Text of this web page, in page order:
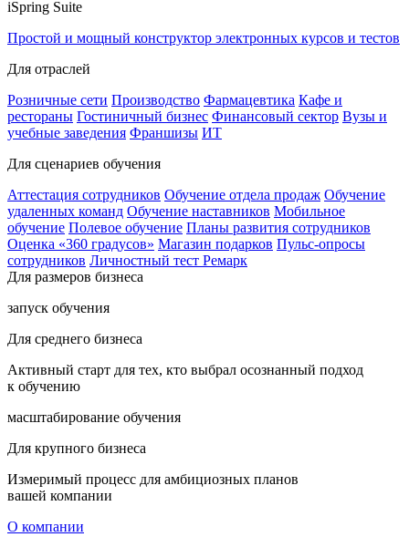
iSpring Suite
Простой и мощный конструктор электронных курсов и тестов
Для отраслей
Розничные сети Производство Фармацевтика Кафе и
рестораны Гостиничный бизнес Финансовый сектор Вузы и
учебные заведения Франшизы ИТ
Для сценариев обучения
Аттестация сотрудников Обучение отдела продаж Обучение
удаленных команд Обучение наставников Мобильное
обучение Полевое обучение Планы развития сотрудников
Оценка «360 градусов» Магазин подарков Пульс-опросы
сотрудников Личностный тест Ремарк
Для размеров бизнеса
запуск обучения
Для среднего бизнеса
Активный старт для тех, кто выбрал осознанный подход
к обучению
масштабирование обучения
Для крупного бизнеса
Измеримый процесс для амбициозных планов
вашей компании
О компании